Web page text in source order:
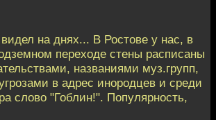
на днях... В Ростове у нас, в
переходе стены расписаны
названиями муз.групп,
в адрес инородцев и среди
слово "Гоблин!". Популярность,